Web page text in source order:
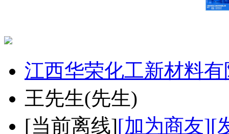
江西华荣化工新材料
王先生(先生)
[当前离线][加为商友][